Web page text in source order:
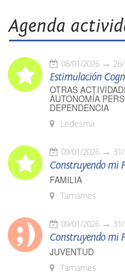
Agenda
08/01/2026
Estimulación
OTRAS
AUTONOMÍA
DEPENDENCIA
Ledesma
09/01/2026
Construyendo mi
FAMILIA
Tamames
09/01/2026
Construyendo mi
JUVENTUD
Tamames